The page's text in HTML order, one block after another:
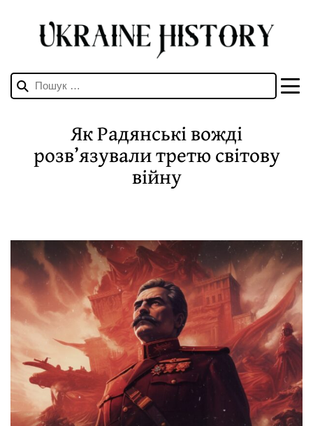
Пошук:
Як Радянські вожді
розв’язували третю світову
війну